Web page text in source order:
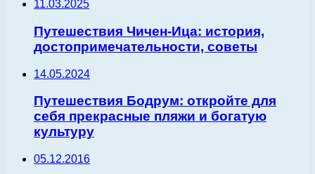
11.03.2025
Путешествия Чичен-Ица: история,
достопримечательности, советы
14.05.2024
Путешествия Бодрум: откройте для
себя прекрасные пляжи и богатую
культуру
05.12.2016